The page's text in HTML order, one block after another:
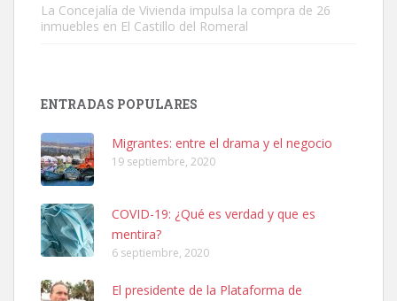
06/07/2025 ZONA MESA Y LOPEZ. ES MUY ASUSTADIZO
Leales.org » Gran Canaria
Ninfa perdida
El día 5 se los perdió una ninfa papillera, asustada tiene miedo a la
La Concejalía de Vivienda impulsa la compra de 26
inmuebles en El Castillo del Romeral
ENTRADAS POPULARES
Migrantes: entre el drama y el negocio
19 septiembre, 2020
COVID-19: ¿Qué es verdad y que es
mentira?
6 septiembre, 2020
El presidente de la Plataforma de